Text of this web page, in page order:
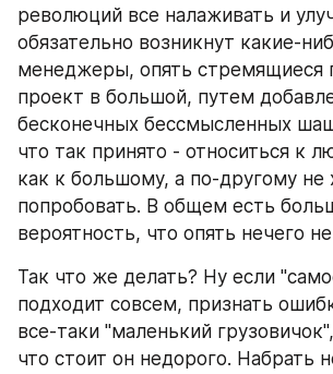
революций все налаживать и
обязательно возникнут какие-
менеджеры, опять стремящиеся
проект в большой, путем
бесконечных бессмысленных
что так принято - относиться к
как к большому, а по-другому не
попробовать. В общем есть
вероятность, что опять нечего
Так что же делать? Ну если
подходит совсем, признать
все-таки "маленький
что стоит он недорого. Набрать